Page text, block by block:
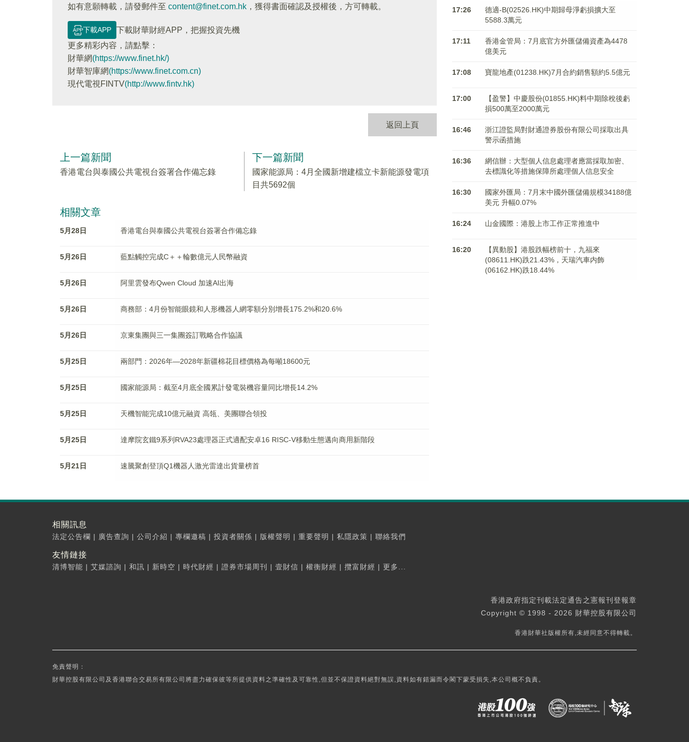
如有意願轉載，請發郵件至 content@finet.com.hk ，獲得書面確認及授權後，方可轉載。
下載APP
下載財華財經APP，把握投資先機
更多精彩内容，請點擊：
財華網(https://www.finet.hk/)
財華智庫網(https://www.finet.com.cn)
現代電視FINTV(http://www.fintv.hk)
返回上頁
上一篇新聞
香港電台與泰國公共電視台簽署合作備忘錄
下一篇新聞
國家能源局：4月全國新增建檔立卡新能源發電項
目共5692個
相關文章
5月28日 香港電台與泰國公共電視台簽署合作備忘錄
5月26日 藍點觸控完成C＋＋輪數億元人民幣融資
5月26日 阿里雲發布Qwen Cloud 加速AI出海
5月26日 商務部：4月份智能眼鏡和人形機器人網零額分別增長175.2%和20.6%
5月26日 京東集團與三一集團簽訂戰略合作協議
5月25日 兩部門：2026年—2028年新疆棉花目標價格為每噸18600元
5月25日 國家能源局：截至4月底全國累計發電裝機容量同比增長14.2%
5月25日 天機智能完成10億元融資 高瓴、美團聯合領投
5月25日 達摩院玄鐵9系列RVA23處理器正式適配安卓16 RISC-V移動生態邁向商用新階段
5月21日 速騰聚創登頂Q1機器人激光雷達出貨量榜首
17:26
德適-B(02526.HK)中期歸母淨虧損擴大至
5588.3萬元
17:11
香港金管局：7月底官方外匯儲備資產為4478
億美元
17:08 寶龍地產(01238.HK)7月合約銷售額約5.5億元
17:00
【盈警】中慶股份(01855.HK)料中期除稅後虧
損500萬至2000萬元
16:46
浙江證監局對財通證券股份有限公司採取出具
警示函措施
16:36
網信辦：大型個人信息處理者應當採取加密、
去標識化等措施保障所處理個人信息安全
16:30
國家外匯局：7月末中國外匯儲備規模34188億
美元 升幅0.07%
16:24 山金國際：港股上市工作正常推進中
16:20
【異動股】港股跌幅榜前十，九福來
(08611.HK)跌21.43%，天瑞汽車内飾
(06162.HK)跌18.44%
相關訊息
法定公告欄 | 廣告查詢 | 公司介紹 | 專欄邀稿 | 投資者關係 | 版權聲明 | 重要聲明 | 私隱政策 | 聯絡我們
友情鏈接
清博智能 | 艾媒諮詢 | 和訊 | 新時空 | 時代財經 | 證券市場周刊 | 壹財信 | 權衡財經 | 攬富財經 | 更多...
香港政府指定刊載法定通告之憲報刊登報章
Copyright © 1998 - 2026 財華控股有限公司
香港財華社版權所有,未經同意不得轉載。
免責聲明：
財華控股有限公司及香港聯合交易所有限公司將盡力確保彼等所提供資料之準確性及可靠性,但並不保證資料絕對無誤,資料如有錯漏而令閣下蒙受損失,本公司概不負責。